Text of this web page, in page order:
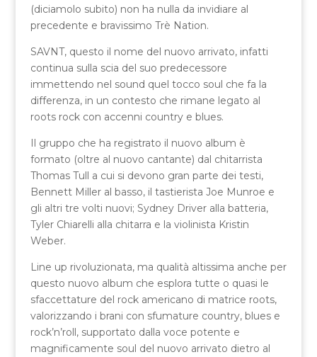
(diciamolo subito) non ha nulla da invidiare al
precedente e bravissimo Trè Nation.
SAVNT, questo il nome del nuovo arrivato, infatti
continua sulla scia del suo predecessore
immettendo nel sound quel tocco soul che fa la
differenza, in un contesto che rimane legato al
roots rock con accenni country e blues.
Il gruppo che ha registrato il nuovo album è
formato (oltre al nuovo cantante) dal chitarrista
Thomas Tull a cui si devono gran parte dei testi,
Bennett Miller al basso, il tastierista Joe Munroe e
gli altri tre volti nuovi; Sydney Driver alla batteria,
Tyler Chiarelli alla chitarra e la violinista Kristin
Weber.
Line up rivoluzionata, ma qualità altissima anche per
questo nuovo album che esplora tutte o quasi le
sfaccettature del rock americano di matrice roots,
valorizzando i brani con sfumature country, blues e
rock’n’roll, supportato dalla voce potente e
magnificamente soul del nuovo arrivato dietro al